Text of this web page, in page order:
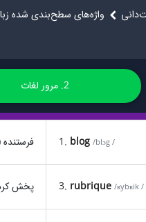
واژه‌های سطح‌بندی شده
2. مرور لغات
1. blog /blɔg / فرستنده
3. rubrique /ʀybʀik / پخش